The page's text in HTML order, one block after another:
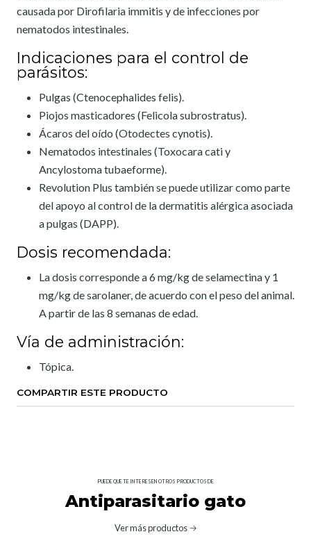
causada por Dirofilaria immitis y de infecciones por
nematodos intestinales.
Indicaciones para el control de
parásitos:
Pulgas (Ctenocephalides felis).
Piojos masticadores (Felicola subrostratus).
Ácaros del oído (Otodectes cynotis).
Nematodos intestinales (Toxocara cati y
Ancylostoma tubaeforme).
Revolution Plus también se puede utilizar como parte
del apoyo al control de la dermatitis alérgica asociada
a pulgas (DAPP).
Dosis recomendada:
La dosis corresponde a 6 mg/kg de selamectina y 1
mg/kg de sarolaner, de acuerdo con el peso del animal.
A partir de las 8 semanas de edad.
Vía de administración:
Tópica.
COMPARTIR ESTE PRODUCTO
PUEDE QUE TE INTERESEN OTROS PRODUCTOS DE
Antiparasitario gato
Ver más productos